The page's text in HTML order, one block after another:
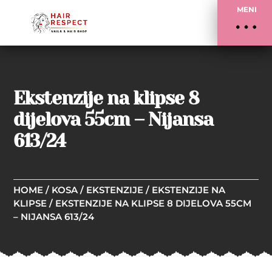
MENI
Ekstenzije na klipse 8
dijelova 55cm – Nijansa
613/24
HOME / KOSA / EKSTENZIJE / EKSTENZIJE NA
KLIPSE / EKSTENZIJE NA KLIPSE 8 DIJELOVA 55CM
– NIJANSA 613/24